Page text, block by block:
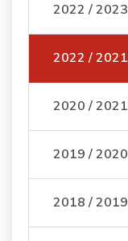
2022 / 2023
2022 / 2021
2020 / 2021
2019 / 2020
2018 / 2019